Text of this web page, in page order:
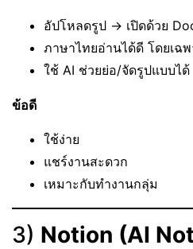
อัปโหลดรูป → เปิดด้วย
ภาษาไทยอ่านได้ดี โดยเฉ
ใช้ AI ช่วยย่อ/จัดรูปแบบได้
ข้อดี
ใช้ง่าย
แชร์งานสะดวก
เหมาะกับทำงานกลุ่ม
3) Notion (AI